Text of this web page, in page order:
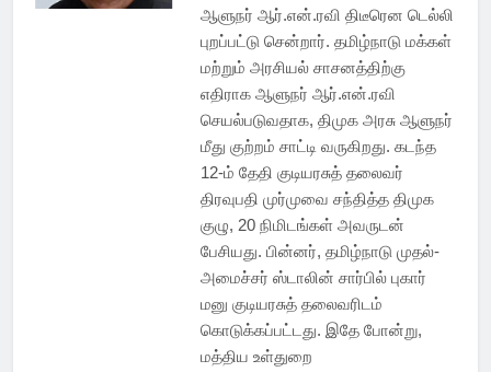
ஆளுநர் ஆர்.என்.ரவி திடீரென டெல்லி
புறப்பட்டு சென்றார். தமிழ்நாடு மக்கள்
மற்றும் அரசியல் சாசனத்திற்கு
எதிராக ஆளுநர் ஆர்.என்.ரவி
செயல்படுவதாக, திமுக அரசு ஆளுநர்
மீது குற்றம் சாட்டி வருகிறது. கடந்த
12-ம் தேதி குடியரசுத் தலைவர்
திரவுபதி முர்முவை சந்தித்த திமுக
குழு, 20 நிமிடங்கள் அவருடன்
பேசியது. பின்னர், தமிழ்நாடு முதல்-
அமைச்சர் ஸ்டாலின் சார்பில் புகார்
மனு குடியரசுத் தலைவரிடம்
கொடுக்கப்பட்டது. இதே போன்று,
மத்திய உள்துறை